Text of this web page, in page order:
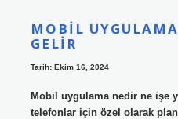
MOBIL
GELIR
Tarih: Ekim 16, 2024
Mobil uygulama nedir ne işe
telefonlar için özel olarak